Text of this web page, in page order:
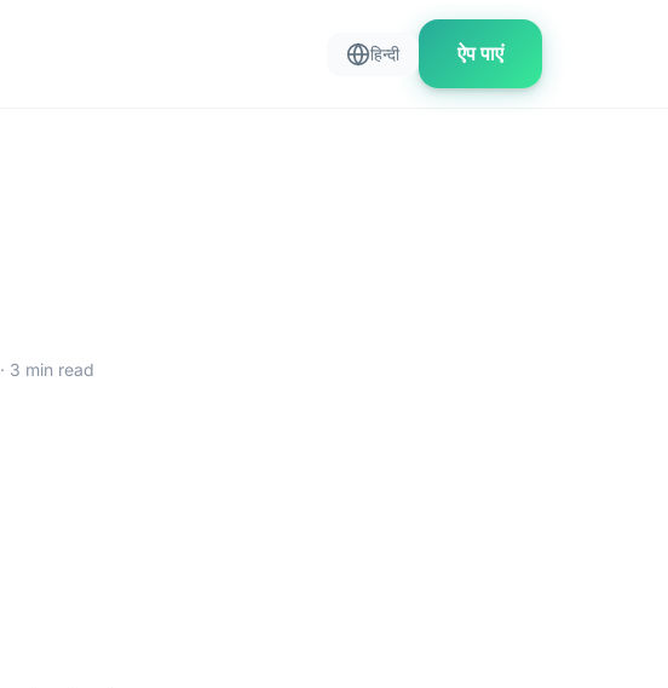
हिन्दी ऐप पाएं
· 3 min read